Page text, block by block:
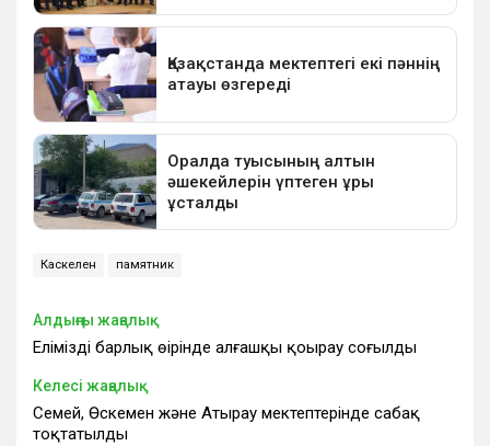
Каскелен памятник
Алдыңғы жаңалық
Еліміздің барлық өңірінде алғашқы қоңырау соғылды
Келесі жаңалық
Семей, Өскемен және Атырау мектептерінде сабақ
тоқтатылды